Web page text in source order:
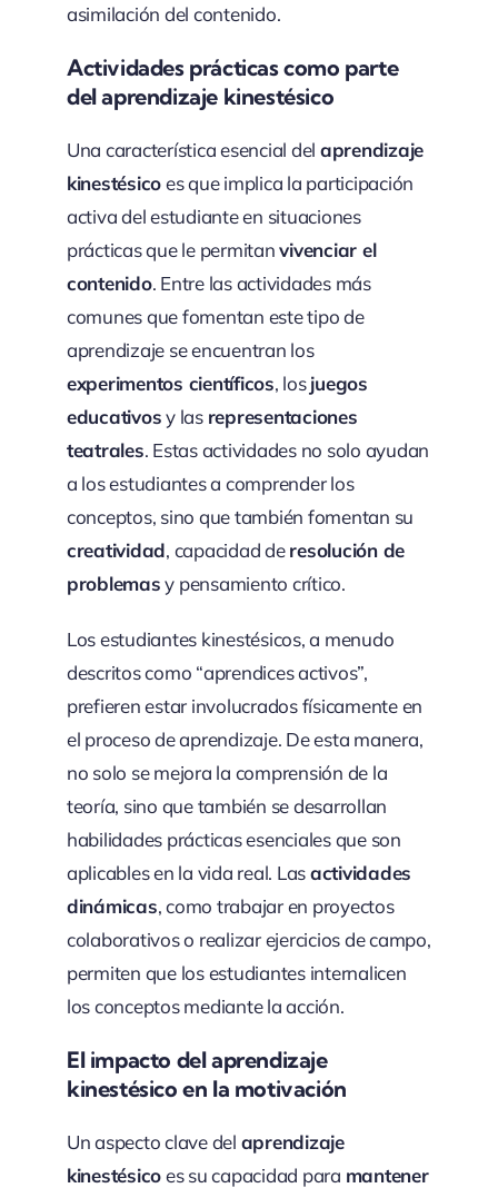
asimilación del contenido.
Actividades prácticas como parte
del aprendizaje kinestésico
Una característica esencial del aprendizaje
kinestésicoes que implica la participación
activa del estudiante en situaciones
prácticas que le permitanvivenciar el
contenido. Entre las actividades más
comunes que fomentan este tipo de
aprendizaje se encuentran los
experimentos científicos, losjuegos
educativosy las representaciones
teatrales. Estas actividades no solo ayudan
a los estudiantes a comprender los
conceptos, sino que también fomentan su
creatividad, capacidad deresolución de
problemasy pensamiento crítico.
Los estudiantes kinestésicos, a menudo
descritos como “aprendices activos”,
prefieren estar involucrados físicamente en
el proceso de aprendizaje. De esta manera,
no solo se mejora la comprensión de la
teoría, sino que también se desarrollan
habilidades prácticas esenciales que son
aplicables en la vida real. Lasactividades
dinámicas, como trabajar en proyectos
colaborativos o realizar ejercicios de campo,
permiten que los estudiantes internalicen
los conceptos mediante la acción.
El impacto del aprendizaje
kinestésico en la motivación
Un aspecto clave del aprendizaje
kinestésicoes su capacidad para mantener